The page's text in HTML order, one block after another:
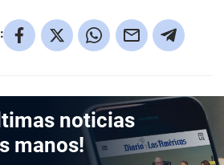
noticias
manos!